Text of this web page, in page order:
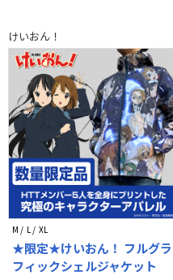
けいおん！
M / L / XL
★限定★けいおん！ フルグラ
フィックシェルジャケット